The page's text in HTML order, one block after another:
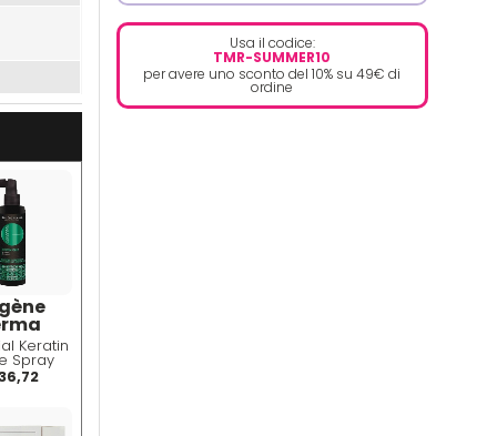
Keratin
Spray
- Spray
Usa il codice:
TMR-SUMMER10
per avere uno sconto del 10% su 49€ di
ordine